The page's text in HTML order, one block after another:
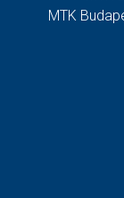
MTK